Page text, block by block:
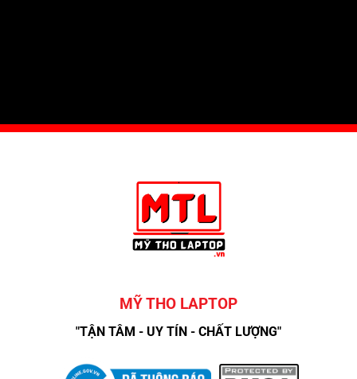
MỸ THO LAPTOP
"TẬN TÂM - UY TÍN - CHẤT LƯỢNG"